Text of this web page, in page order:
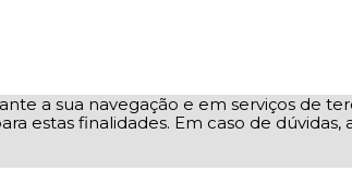
a sua navegação e em serviços de
estas finalidades. Em caso de dúvidas,